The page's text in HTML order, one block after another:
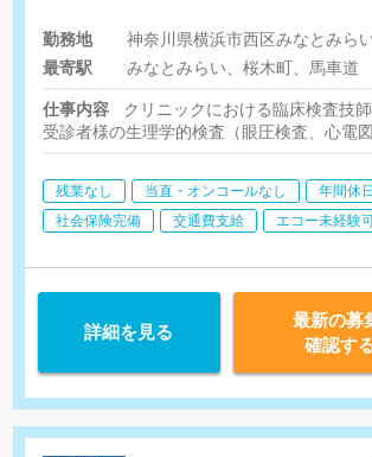
勤務地
最寄駅
みなとみらい、桜木町、馬車道
仕事内容
クリニックにおける臨床検査技
受診者様の生理学的検査（眼圧検査、心電
残業なし 当直・オンコールなし
年間休
社会保険完備
交通費支給 エコー未経験
詳細を見る
最新の募
確認す